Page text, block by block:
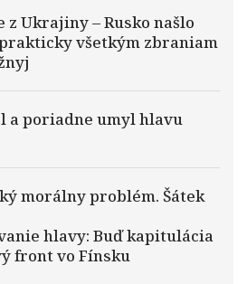
Ukrajiny – Rusko našlo
všetkým zbraniam
a poriadne umyl hlavu
morálny problém. Šátek
hlavy: Buď kapitulácia
front vo Fínsku